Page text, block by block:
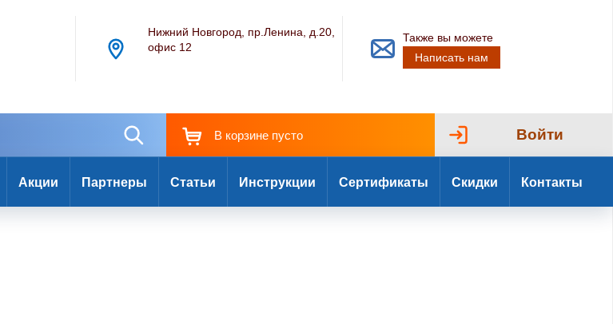
Нижний Новгород, пр.Ленина, д.20,
офис 12
Также вы можете
Написать нам
В корзине пусто Войти
Акции Партнеры Статьи Инструкции Сертификаты Скидки Контакты